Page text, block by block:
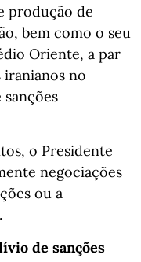
produção de
bem como o seu
Oriente, a par
no
o Presidente
negociações
ou a
de sanções